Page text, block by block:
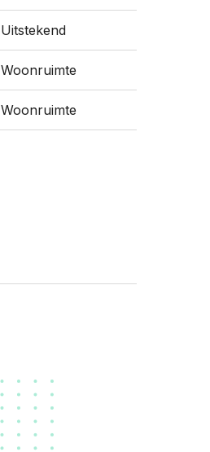
Uitstekend
Woonruimte
Woonruimte